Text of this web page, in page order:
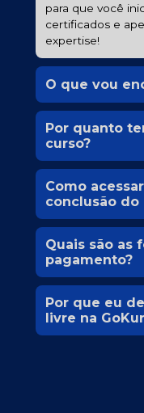
para que você
certificados e
expertise!
O que vou
Por quanto
curso?
Como
conclusão do
Quais são as
pagamento?
Por que eu
livre na